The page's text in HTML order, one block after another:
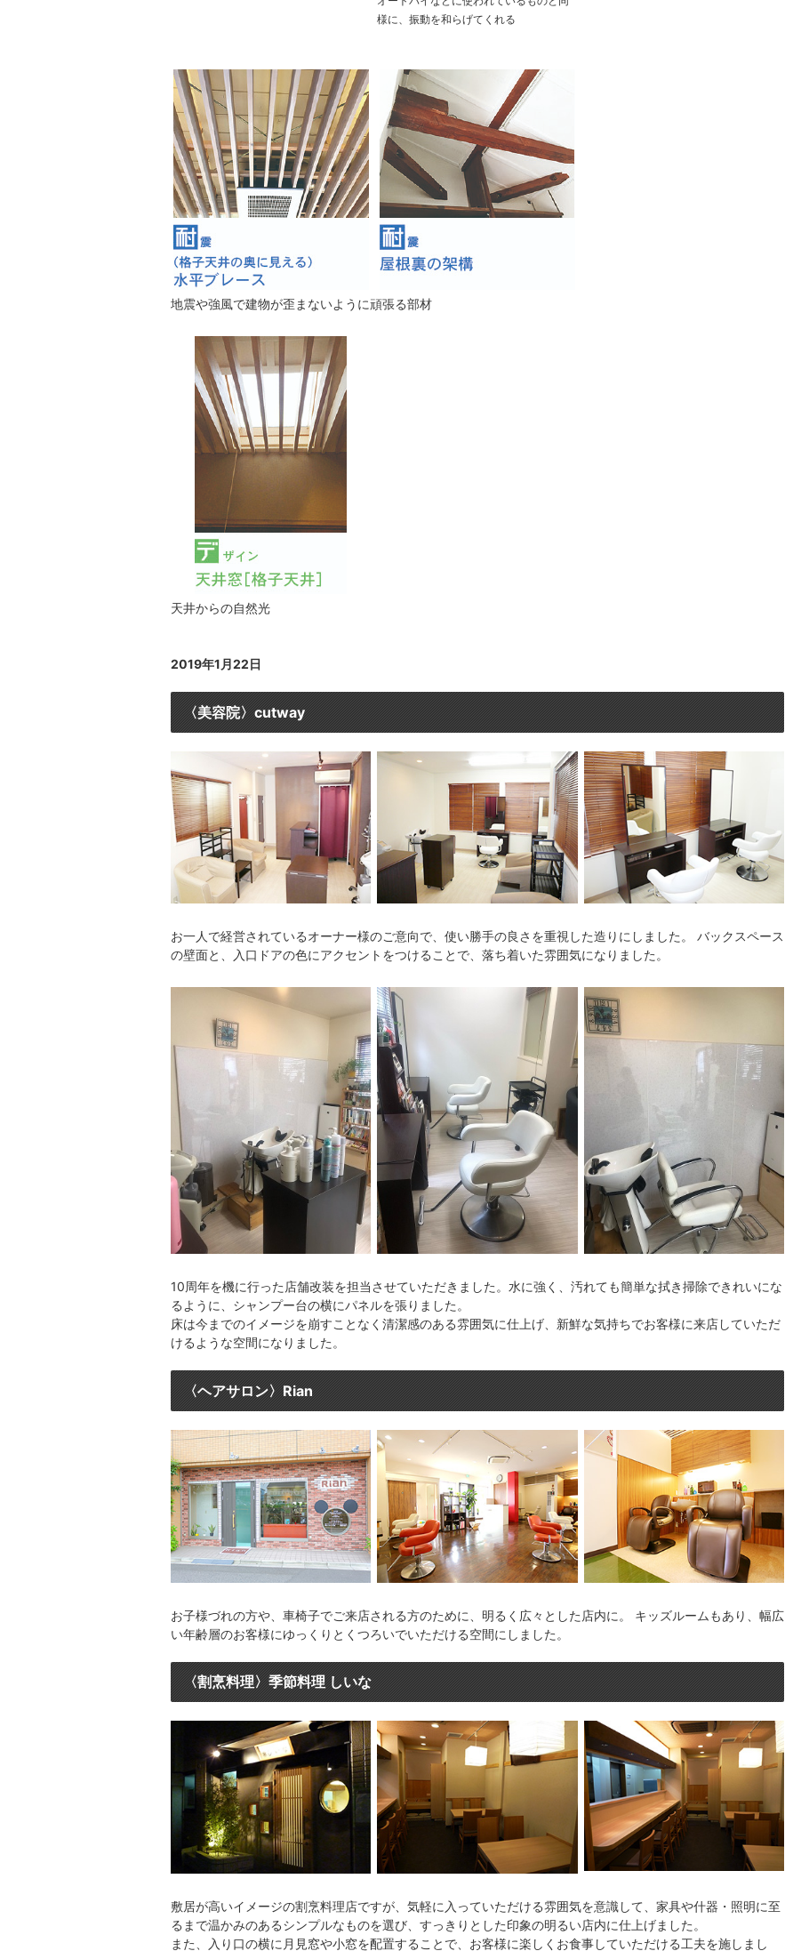
様に、振動を和らげてくれる
地震や強風で建物が歪まないように頑張る部材
天井からの自然光
2019年1月22日
〈美容院〉cutway
お一人で経営されているオーナー様のご意向で、使い勝手の良さを重視した造りにしました。 バックスペース
の壁面と、入口ドアの色にアクセントをつけることで、落ち着いた雰囲気になりました。
10周年を機に行った店舗改装を担当させていただきました。水に強く、汚れても簡単な拭き掃除できれいにな
るように、シャンプー台の横にパネルを張りました。
床は今までのイメージを崩すことなく清潔感のある雰囲気に仕上げ、新鮮な気持ちでお客様に来店していただ
けるような空間になりました。
〈ヘアサロン〉Rian
お子様づれの方や、車椅子でご来店される方のために、明るく広々とした店内に。 キッズルームもあり、幅広
い年齢層のお客様にゆっくりとくつろいでいただける空間にしました。
〈割烹料理〉季節料理 しいな
敷居が高いイメージの割烹料理店ですが、気軽に入っていただける雰囲気を意識して、家具や什器・照明に至
るまで温かみのあるシンプルなものを選び、すっきりとした印象の明るい店内に仕上げました。
また、入り口の横に月見窓や小窓を配置することで、お客様に楽しくお食事していただける工夫を施しまし